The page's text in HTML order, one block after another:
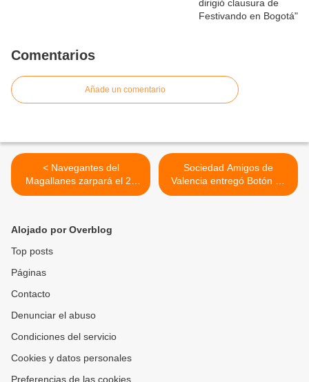
Comentarios
Añade un comentario
< Navegantes del
Magallanes zarpará el 23
de septiembre de cara a la
Sociedad Amigos de
Valencia entregó Botón de
Honor a monseñor Saul
Alojado por Overblog
Top posts
Páginas
Contacto
Denunciar el abuso
Condiciones del servicio
Cookies y datos personales
Preferencias de las cookies